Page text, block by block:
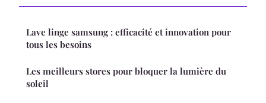
Lave linge samsung : efficacité et innovation pour
tous les besoins
Les meilleurs stores pour bloquer la lumière du
soleil